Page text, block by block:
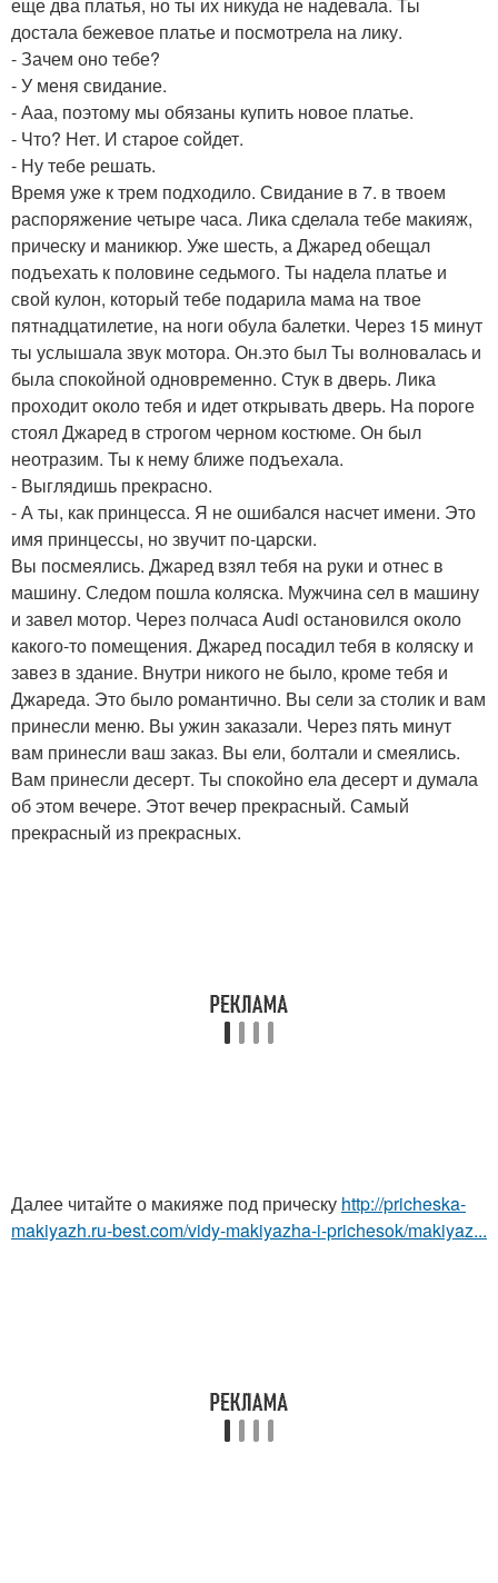
достала бежевое платье и посмотрела на лику.
- Зачем оно тебе?
- У меня свидание.
- Ааа, поэтому мы обязаны купить новое платье.
- Что? Нет. И старое сойдет.
- Ну тебе решать.
Время уже к трем подходило. Свидание в 7. в твоем
распоряжение четыре часа. Лика сделала тебе макияж,
прическу и маникюр. Уже шесть, а Джаред обещал
подъехать к половине седьмого. Ты надела платье и
свой кулон, который тебе подарила мама на твое
пятнадцатилетие, на ноги обула балетки. Через 15 минут
ты услышала звук мотора. Он.это был Ты волновалась и
была спокойной одновременно. Стук в дверь. Лика
проходит около тебя и идет открывать дверь. На пороге
стоял Джаред в строгом черном костюме. Он был
неотразим. Ты к нему ближе подъехала.
- Выглядишь прекрасно.
- А ты, как принцесса. Я не ошибался насчет имени. Это
имя принцессы, но звучит по-царски.
Вы посмеялись. Джаред взял тебя на руки и отнес в
машину. Следом пошла коляска. Мужчина сел в машину
и завел мотор. Через полчаса Audi остановился около
какого-то помещения. Джаред посадил тебя в коляску и
завез в здание. Внутри никого не было, кроме тебя и
Джареда. Это было романтично. Вы сели за столик и вам
принесли меню. Вы ужин заказали. Через пять минут
вам принесли ваш заказ. Вы ели, болтали и смеялись.
Вам принесли десерт. Ты спокойно ела десерт и думала
об этом вечере. Этот вечер прекрасный. Самый
прекрасный из прекрасных.
Далее читайте о макияже под прическу http://pricheska-
makiyazh.ru-best.com/vidy-makiyazha-i-prichesok/makiyaz...